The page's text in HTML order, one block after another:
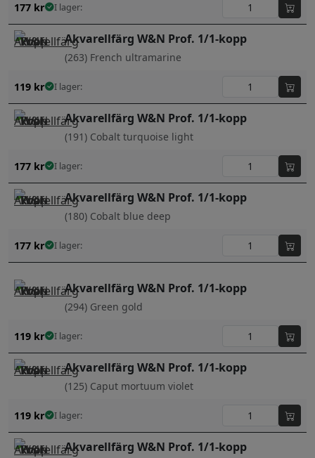
177 kr I lager:
Akvarellfärg W&N Prof. 1/1-kopp
(263) French ultramarine
119 kr I lager:
Akvarellfärg W&N Prof. 1/1-kopp
(191) Cobalt turquoise light
177 kr I lager:
Akvarellfärg W&N Prof. 1/1-kopp
(180) Cobalt blue deep
177 kr I lager:
Akvarellfärg W&N Prof. 1/1-kopp
(294) Green gold
119 kr I lager:
Akvarellfärg W&N Prof. 1/1-kopp
(125) Caput mortuum violet
119 kr I lager:
Akvarellfärg W&N Prof. 1/1-kopp